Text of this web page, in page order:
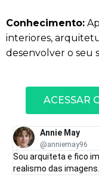
Conhecimento:
interiores,
desenvolver o seu
ACESSAR
Annie May
@anniemay96
Sou arquiteta e fico
realismo das imagens.